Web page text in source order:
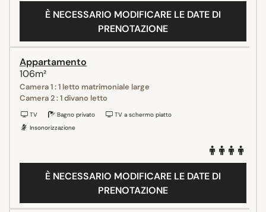
È NECESSARIO MODIFICARE LE DATE DI
PRENOTAZIONE
Appartamento
106m²
Camera 1 : 1 letto matrimoniale large
Camera 2 : 1 divano letto
TV Bagno privato
TV a schermo piatto
Insonorizzazione
È NECESSARIO MODIFICARE LE DATE DI
PRENOTAZIONE